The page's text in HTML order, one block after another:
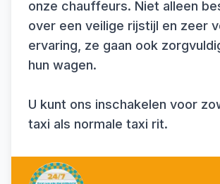
onze chauffeurs. Niet alleen
over een veilige rijstijl en zeer
ervaring, ze gaan ook
hun wagen.
U kunt ons inschakelen voor
taxi als normale taxi rit.